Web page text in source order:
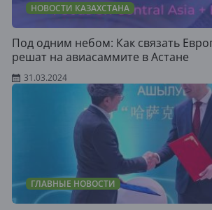
НОВОСТИ КАЗАХСТАНА
Под одним небом: Как связать
решат на авиасаммите в Астане
31.03.2024
ГЛАВНЫЕ НОВОСТИ